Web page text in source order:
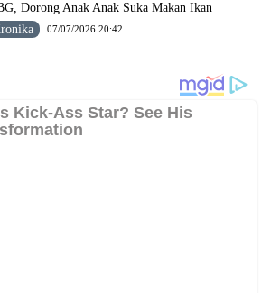
Dorong Anak Anak Suka Makan Ikan
07/07/2026 20:42